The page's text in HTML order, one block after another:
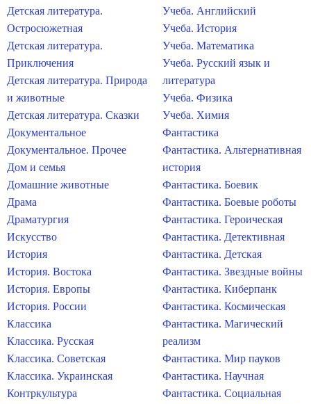
Детская литература.
Остросюжетная
Детская литература.
Приключения
Детская литература. Природа
и животные
Детская литература. Сказки
Документальное
Документальное. Прочее
Дом и семья
Домашние животные
Драма
Драматургия
Искусство
История
История. Востока
История. Европы
История. России
Классика
Классика. Русская
Классика. Советская
Классика. Украинская
Контркультура
Учеба. Английский
Учеба. История
Учеба. Математика
Учеба. Русский язык и
литература
Учеба. Физика
Учеба. Химия
Фантастика
Фантастика. Альтернативная
история
Фантастика. Боевик
Фантастика. Боевые роботы
Фантастика. Героическая
Фантастика. Детективная
Фантастика. Детская
Фантастика. Звездные войны
Фантастика. Киберпанк
Фантастика. Космическая
Фантастика. Магический
реализм
Фантастика. Мир пауков
Фантастика. Научная
Фантастика. Социальная